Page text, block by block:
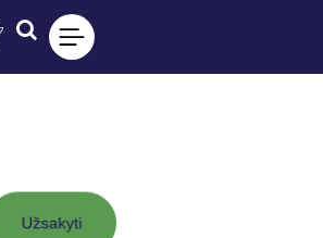
Užsakyti